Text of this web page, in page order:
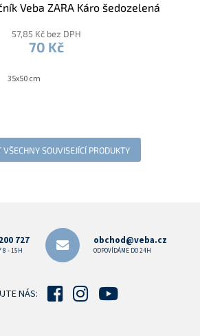
Veba ZARA Káro šedozelená
57,85 Kč bez DPH
70 Kč
35x50 cm
SOUVISEJÍCÍ PRODUKTY
727
8 - 15H
obchod@veba.cz
ODPOVÍDÁME DO 24H
NÁS: